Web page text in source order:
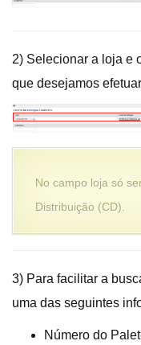
2) Selecionar a loja e
que desejamos
No campo loja só
Distribuição (CD).
3) Para facilitar a
uma das seguintes
Número do